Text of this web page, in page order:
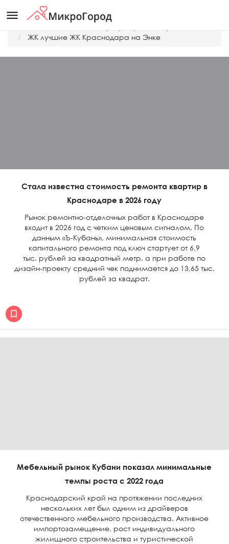
menu
ЖК лучшие ЖК Краснодара на Энке
Стала известна стоимость ремонта квартир в
Краснодаре в 2026 году
Рынок ремонтно-отделочных работ в Краснодаре
входит в 2026 год с четким ценовым сигналом. По
данным «Ъ-Кубань», минимальная стоимость
капитального ремонта под ключ стартует от 6,9
тыс. рублей за квадратный метр, а при работе по
дизайн-проекту средний чек поднимается до 13,65 тыс.
рублей за квадрат.
Мебельный рынок Кубани показал минимальные
темпы роста с 2022 года
Краснодарский край на протяжении последних
нескольких лет был одним из драйверов
отечественного мебельного производства. Активное
импортозамещение, рост индивидуального
жилищного строительства и туристической